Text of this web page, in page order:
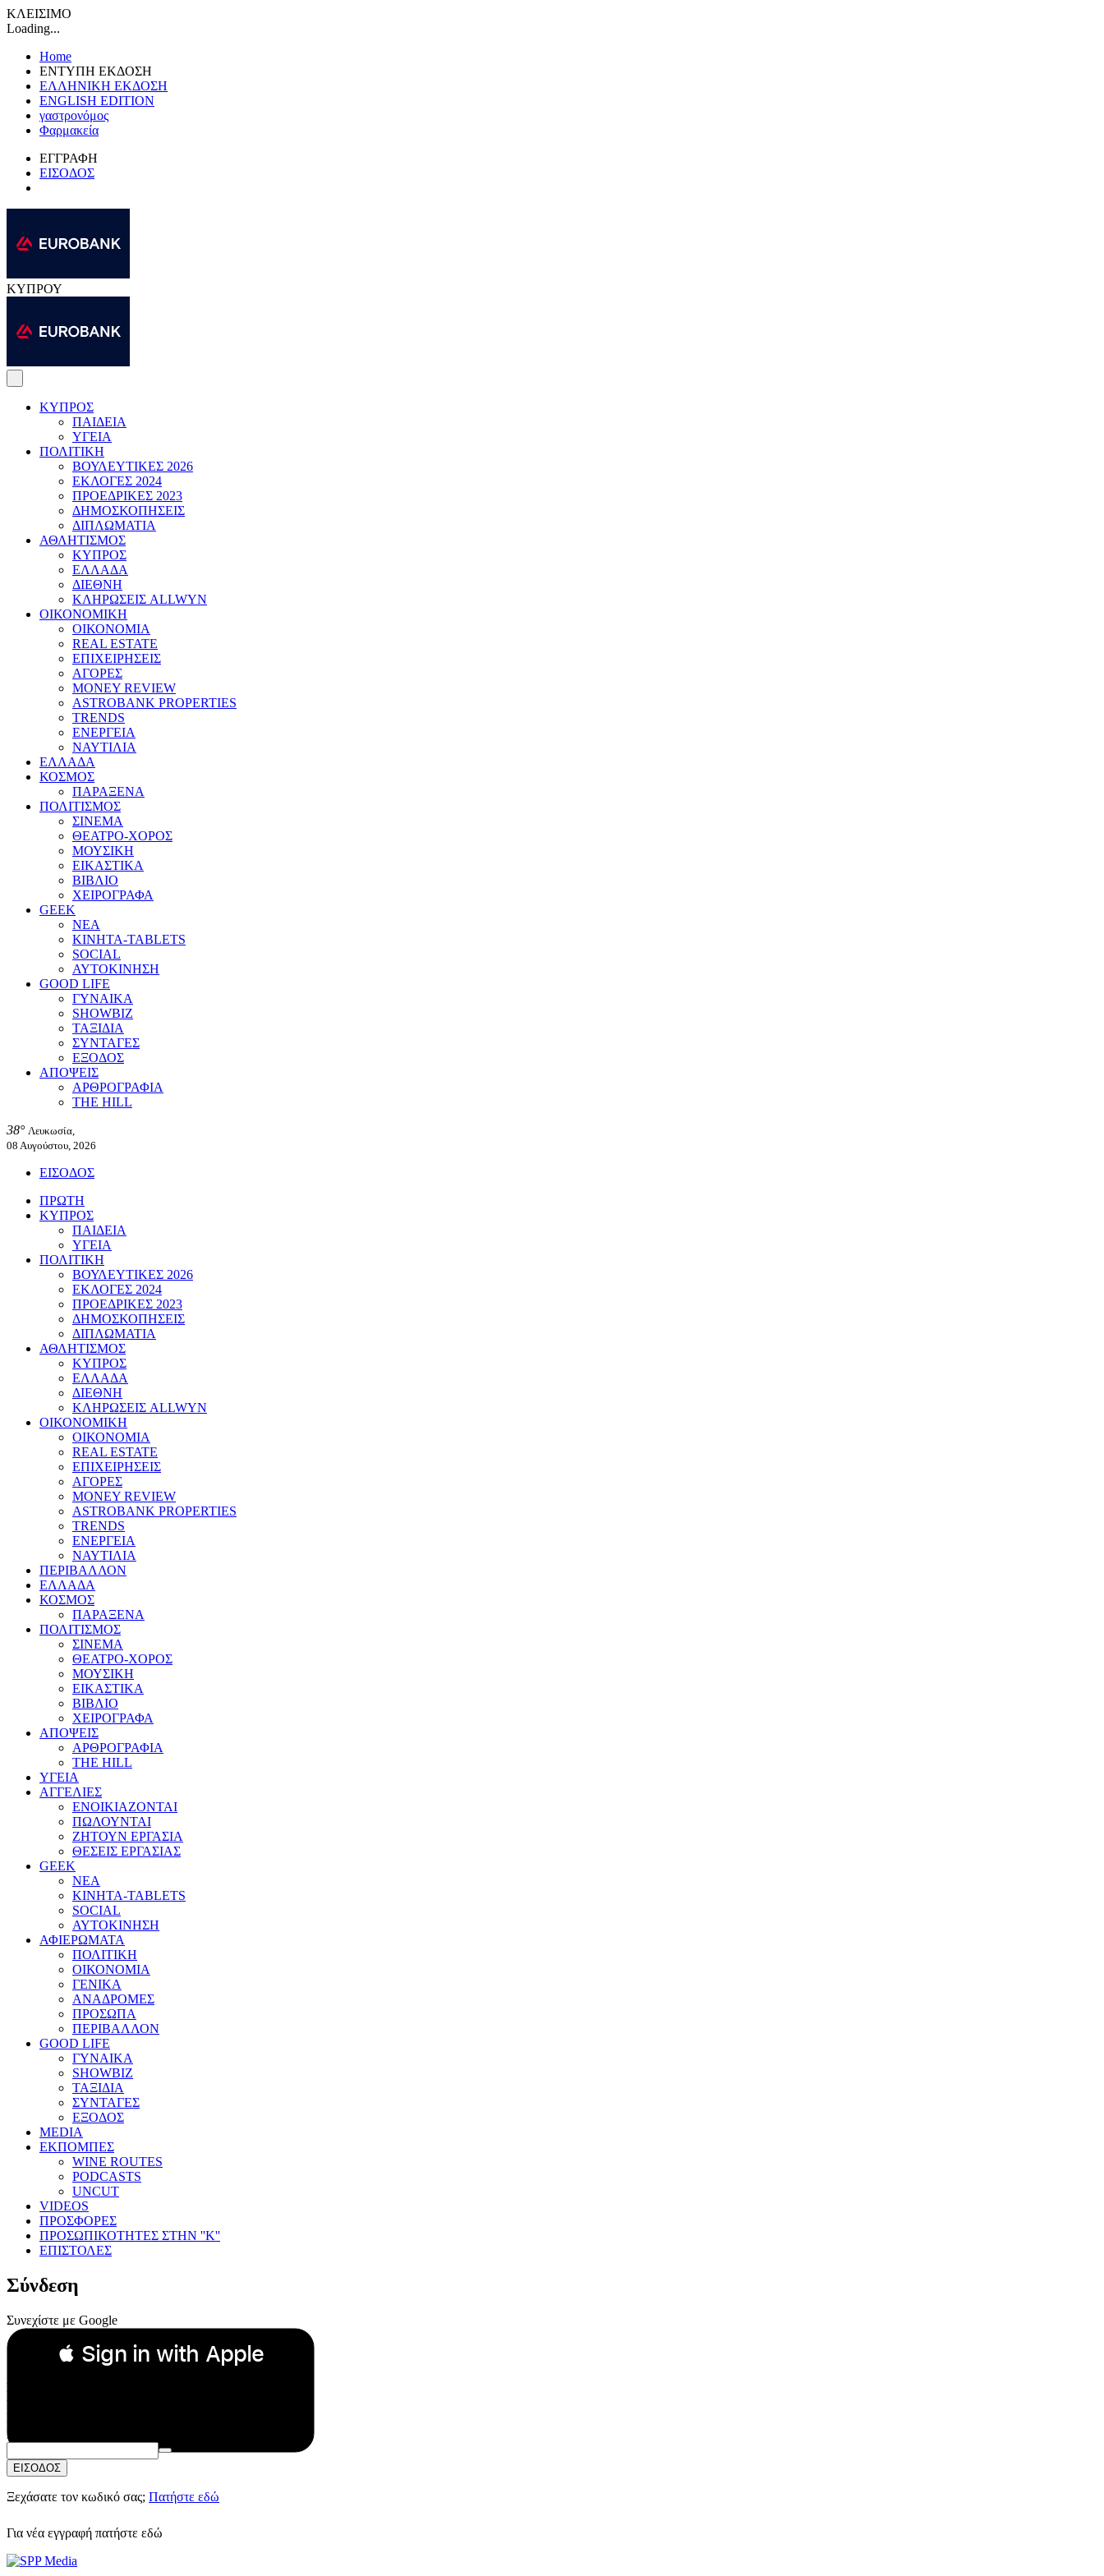
ΚΛΕΙΣΙΜΟ
Loading...
Home
ΕΝΤΥΠΗ ΕΚΔΟΣΗ
ΕΛΛΗΝΙΚΗ ΕΚΔΟΣΗ
ENGLISH EDITION
γαστρονόμος
Φαρμακεία
ΕΓΓΡΑΦΗ
ΕΙΣΟΔΟΣ
ΚΥΠΡΟΥ
ΚΥΠΡΟΣ
ΠΑΙΔΕΙΑ
ΥΓΕΙΑ
ΠΟΛΙΤΙΚΗ
ΒΟΥΛΕΥΤΙΚΕΣ 2026
ΕΚΛΟΓΕΣ 2024
ΠΡΟΕΔΡΙΚΕΣ 2023
ΔΗΜΟΣΚΟΠΗΣΕΙΣ
ΔΙΠΛΩΜΑΤΙΑ
ΑΘΛΗΤΙΣΜΟΣ
ΚΥΠΡΟΣ
ΕΛΛΑΔΑ
ΔΙΕΘΝΗ
ΚΛΗΡΩΣΕΙΣ ALLWYN
ΟΙΚΟΝΟΜΙΚΗ
ΟΙΚΟΝΟΜΙΑ
REAL ESTATE
ΕΠΙΧΕΙΡΗΣΕΙΣ
ΑΓΟΡΕΣ
MONEY REVIEW
ASTROBANK PROPERTIES
TRENDS
ΕΝΕΡΓΕΙΑ
ΝΑΥΤΙΛΙΑ
ΕΛΛΑΔΑ
ΚΟΣΜΟΣ
ΠΑΡΑΞΕΝΑ
ΠΟΛΙΤΙΣΜΟΣ
ΣΙΝΕΜΑ
ΘΕΑΤΡΟ-ΧΟΡΟΣ
ΜΟΥΣΙΚΗ
ΕΙΚΑΣΤΙΚΑ
ΒΙΒΛΙΟ
ΧΕΙΡΟΓΡΑΦΑ
GEEK
ΝΕΑ
ΚΙΝΗΤΑ-TABLETS
SOCIAL
ΑΥΤΟΚΙΝΗΣΗ
GOOD LIFE
ΓΥΝΑΙΚΑ
SHOWBIZ
ΤΑΞΙΔΙΑ
ΣΥΝΤΑΓΕΣ
ΕΞΟΔΟΣ
ΑΠΟΨΕΙΣ
ΑΡΘΡΟΓΡΑΦΙΑ
THE HILL
38° Λευκωσία,
08 Αυγούστου, 2026
ΕΙΣΟΔΟΣ
ΠΡΩΤΗ
ΚΥΠΡΟΣ
ΠΑΙΔΕΙΑ
ΥΓΕΙΑ
ΠΟΛΙΤΙΚΗ
ΒΟΥΛΕΥΤΙΚΕΣ 2026
ΕΚΛΟΓΕΣ 2024
ΠΡΟΕΔΡΙΚΕΣ 2023
ΔΗΜΟΣΚΟΠΗΣΕΙΣ
ΔΙΠΛΩΜΑΤΙΑ
ΑΘΛΗΤΙΣΜΟΣ
ΚΥΠΡΟΣ
ΕΛΛΑΔΑ
ΔΙΕΘΝΗ
ΚΛΗΡΩΣΕΙΣ ALLWYN
ΟΙΚΟΝΟΜΙΚΗ
ΟΙΚΟΝΟΜΙΑ
REAL ESTATE
ΕΠΙΧΕΙΡΗΣΕΙΣ
ΑΓΟΡΕΣ
MONEY REVIEW
ASTROBANK PROPERTIES
TRENDS
ΕΝΕΡΓΕΙΑ
ΝΑΥΤΙΛΙΑ
ΠΕΡΙΒΑΛΛΟΝ
ΕΛΛΑΔΑ
ΚΟΣΜΟΣ
ΠΑΡΑΞΕΝΑ
ΠΟΛΙΤΙΣΜΟΣ
ΣΙΝΕΜΑ
ΘΕΑΤΡΟ-ΧΟΡΟΣ
ΜΟΥΣΙΚΗ
ΕΙΚΑΣΤΙΚΑ
ΒΙΒΛΙΟ
ΧΕΙΡΟΓΡΑΦΑ
ΑΠΟΨΕΙΣ
ΑΡΘΡΟΓΡΑΦΙΑ
THE HILL
ΥΓΕΙΑ
ΑΓΓΕΛΙΕΣ
ΕΝΟΙΚΙΑΖΟΝΤΑΙ
ΠΩΛΟΥΝΤΑΙ
ΖΗΤΟΥΝ ΕΡΓΑΣΙΑ
ΘΕΣΕΙΣ ΕΡΓΑΣΙΑΣ
GEEK
ΝΕΑ
ΚΙΝΗΤΑ-TABLETS
SOCIAL
ΑΥΤΟΚΙΝΗΣΗ
ΑΦΙΕΡΩΜΑΤΑ
ΠΟΛΙΤΙΚΗ
ΟΙΚΟΝΟΜΙΑ
ΓΕΝΙΚΑ
ΑΝΑΔΡΟΜΕΣ
ΠΡΟΣΩΠΑ
ΠΕΡΙΒΑΛΛΟΝ
GOOD LIFE
ΓΥΝΑΙΚΑ
SHOWBIZ
ΤΑΞΙΔΙΑ
ΣΥΝΤΑΓΕΣ
ΕΞΟΔΟΣ
MEDIA
ΕΚΠΟΜΠΕΣ
WINE ROUTES
PODCASTS
UNCUT
VIDEOS
ΠΡΟΣΦΟΡΕΣ
ΠΡΟΣΩΠΙΚΟΤΗΤΕΣ ΣΤΗΝ ''Κ''
ΕΠΙΣΤΟΛΕΣ
Σύνδεση
Συνεχίστε με Google
 Sign in with Apple
Συνεχίστε με Apple
ή
Email:
Κωδικός Πρόσβασης:
ΕΙΣΟΔΟΣ
Ξεχάσατε τον κωδικό σας; Πατήστε εδώ
Για νέα εγγραφή πατήστε εδώ